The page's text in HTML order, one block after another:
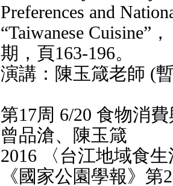
Preferences and
“Taiwanese Cuisine”
期，頁163-196。
演講：陳玉箴老師 (
第17周 6/20 食物消
曾品滄、陳玉箴
2016 〈台江地域食
《國家公園學報》第